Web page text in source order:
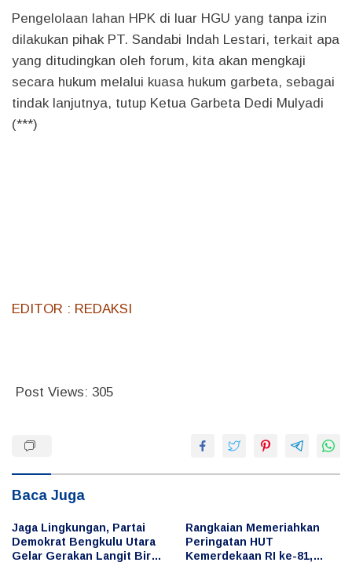
Pengelolaan lahan HPK di luar HGU yang tanpa izin
dilakukan pihak PT. Sandabi Indah Lestari, terkait apa
yang ditudingkan oleh forum, kita akan mengkaji
secara hukum melalui kuasa hukum garbeta, sebagai
tindak lanjutnya, tutup Ketua Garbeta Dedi Mulyadi
(***)
EDITOR : REDAKSI
Post Views: 305
Baca Juga
Jaga Lingkungan, Partai
Demokrat Bengkulu Utara
Gelar Gerakan Langit Biru
Rangkaian Memeriahkan
Peringatan HUT
Kemerdekaan RI ke-81,